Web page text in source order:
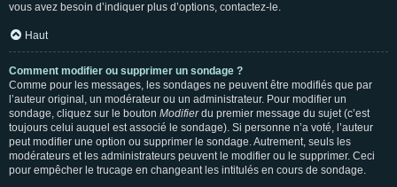
vous avez besoin d’indiquer plus d’options, contactez-le.
Haut
Comment modifier ou supprimer un sondage ?
Comme pour les messages, les sondages ne peuvent être modifiés que par
l’auteur original, un modérateur ou un administrateur. Pour modifier un
sondage, cliquez sur le bouton Modifierdu premier message du sujet (c’est
toujours celui auquel est associé le sondage). Si personne n’a voté, l’auteur
peut modifier une option ou supprimer le sondage. Autrement, seuls les
modérateurs et les administrateurs peuvent le modifier ou le supprimer. Ceci
pour empêcher le trucage en changeant les intitulés en cours de sondage.